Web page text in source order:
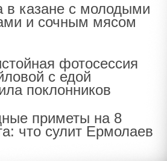
в казане с молодыми
и сочным мясом
фотосессия
с едой
поклонников
приметы на 8
что сулит Ермолаев